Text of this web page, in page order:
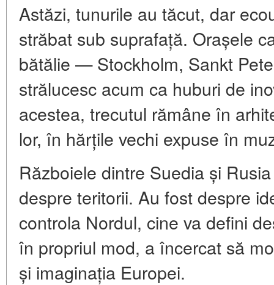
Astăzi, tunurile au tăcut, dar
străbat sub suprafață. Orașele
bătălie — Stockholm, Sankt
strălucesc acum ca huburi de
acestea, trecutul rămâne în
lor, în hărțile vechi expuse în
Războiele dintre Suedia și
despre teritorii. Au fost despre
controla Nordul, cine va defini
în propriul mod, a încercat să
și imaginația Europei.